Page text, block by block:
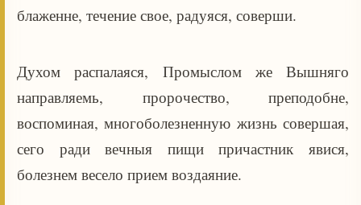
блаженне, течение свое, радуяся, соверши.
Духом распалаяся, Промыслом же Вышняго
направляемь, пророчество, преподобне,
воспоминая, многоболезненную жизнь совершая,
сего ради вечныя пищи причастник явися,
болезнем весело прием воздаяние.